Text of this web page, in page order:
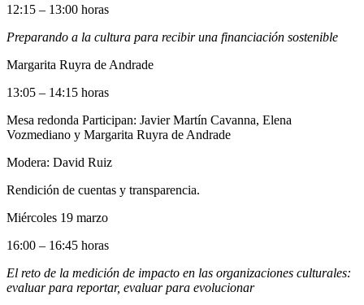
12:15 – 13:00 horas
Preparando a la cultura para recibir una financiación sostenible
Margarita Ruyra de Andrade
13:05 – 14:15 horas
Mesa redonda Participan: Javier Martín Cavanna, Elena
Vozmediano y Margarita Ruyra de Andrade
Modera: David Ruiz
Rendición de cuentas y transparencia.
Miércoles 19 marzo
16:00 – 16:45 horas
El reto de la medición de impacto en las organizaciones culturales:
evaluar para reportar, evaluar para evolucionar